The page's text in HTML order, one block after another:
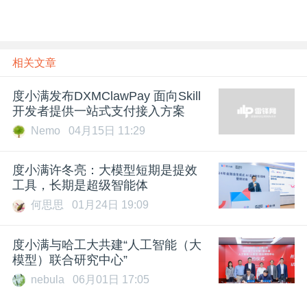
相关文章
度小满发布DXMClawPay 面向Skill
开发者提供一站式支付接入方案
Nemo 04月15日 11:29
度小满许冬亮：大模型短期是提效
工具，长期是超级智能体
何思思 01月24日 19:09
度小满与哈工大共建“人工智能（大
模型）联合研究中心”
nebula 06月01日 17:05